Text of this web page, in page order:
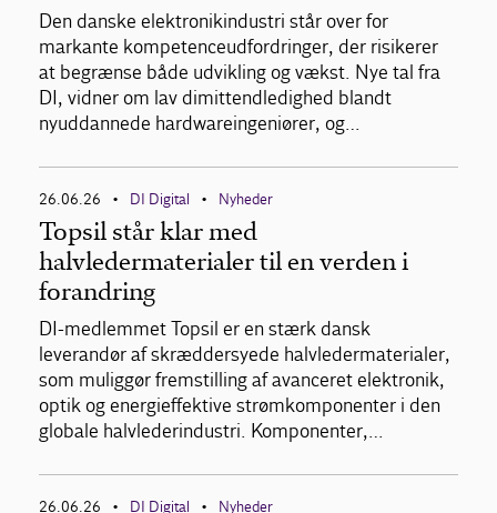
Den danske elektronikindustri står over for
markante kompetenceudfordringer, der risikerer
at begrænse både udvikling og vækst. Nye tal fra
DI, vidner om lav dimittendledighed blandt
nyuddannede hardwareingeniører, og…
26.06.26 • DI Digital • Nyheder
Topsil står klar med
halvledermaterialer til en verden i
forandring
DI-medlemmet Topsil er en stærk dansk
leverandør af skræddersyede halvledermaterialer,
som muliggør fremstilling af avanceret elektronik,
optik og energieffektive strømkomponenter i den
globale halvlederindustri. Komponenter,…
26.06.26 • DI Digital • Nyheder